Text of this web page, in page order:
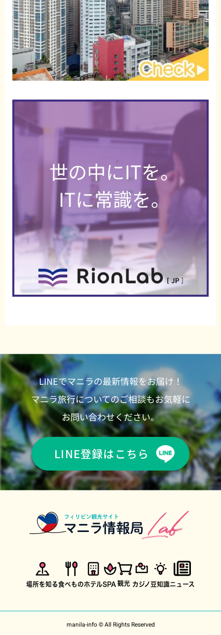
LINEでマニラの最新情報をお届け！
マニラ旅行についてのご相談もお気軽に
お問い合わせください。
LINE登録はこちら
場所を知る食べものホテルSPA 観光 カジノ豆知識ニュース
manila-info © All Rights Reserved